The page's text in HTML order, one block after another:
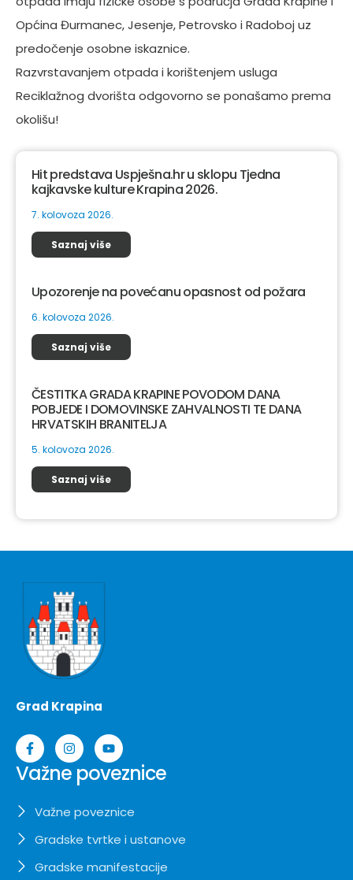
Općina Đurmanec, Jesenje, Petrovsko i Radoboj uz
predočenje osobne iskaznice.
Razvrstavanjem otpada i korištenjem usluga
Reciklažnog dvorišta odgovorno se ponašamo prema
okolišu!
Hit predstava Uspješna.hr u sklopu Tjedna
kajkavske kulture Krapina 2026.
7. kolovoza 2026.
Saznaj više
Upozorenje na povećanu opasnost od požara
6. kolovoza 2026.
Saznaj više
ČESTITKA GRADA KRAPINE POVODOM DANA
POBJEDE I DOMOVINSKE ZAHVALNOSTI TE DANA
HRVATSKIH BRANITELJA
5. kolovoza 2026.
Saznaj više
Grad Krapina
Važne poveznice
Važne poveznice
Gradske tvrtke i ustanove
Gradske manifestacije